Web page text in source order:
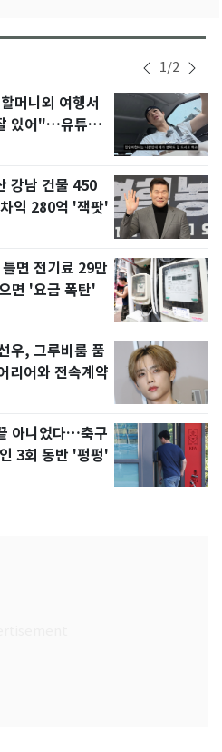
1/2
머니외 여행서
있어"…유튜브
강남 건물 450
익 280억 '잭팟'
면 전기료 29만
면 '요금 폭탄'
우, 그루비룸 품
리어와 전속계약
아니었다…축구
3회 동반 '펑펑'